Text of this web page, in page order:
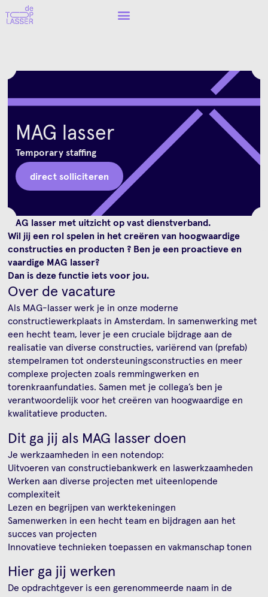
MAG lasser
Temporary staffing
direct solliciteren
MAG lasser met uitzicht op vast dienstverband.
Wil jij een rol spelen in het creëren van hoogwaardige
constructies en producten ? Ben je een proactieve en
vaardige MAG lasser?
Dan is deze functie iets voor jou.
Over de vacature
Als MAG-lasser werk je in onze moderne
constructiewerkplaats in Amsterdam. In samenwerking met
een hecht team, lever je een cruciale bijdrage aan de
realisatie van diverse constructies, variërend van (prefab)
stempelramen tot ondersteuningsconstructies en meer
complexe projecten zoals remmingwerken en
torenkraanfundaties. Samen met je collega’s ben je
verantwoordelijk voor het creëren van hoogwaardige en
kwalitatieve producten.
Dit ga jij als MAG lasser doen
Je werkzaamheden in een notendop:
Uitvoeren van constructiebankwerk en laswerkzaamheden
Werken aan diverse projecten met uiteenlopende
complexiteit
Lezen en begrijpen van werktekeningen
Samenwerken in een hecht team en bijdragen aan het
succes van projecten
Innovatieve technieken toepassen en vakmanschap tonen
Hier ga jij werken
De opdrachtgever is een gerenommeerde naam in de